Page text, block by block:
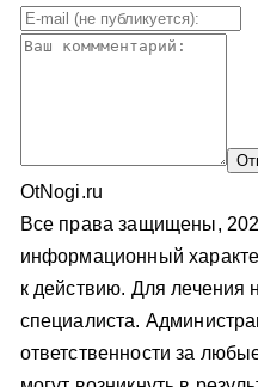
OtNogi.ru
Все права защищены,
информационный
к действию. Для лечения
специалиста.
ответственности за